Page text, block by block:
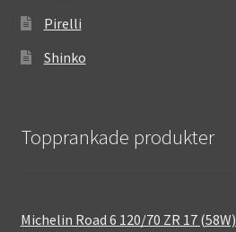
Pirelli
Shinko
Topprankade produkter
Michelin Road 6 120/70 ZR 17